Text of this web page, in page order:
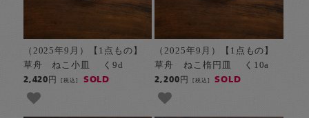
（2025年9月）【1点もの】
草舟 ねこ小皿 く9d
2,420円[税込] SOLD
（2025年9月）【1点もの】
草舟 ねこ楕円皿 く10a
2,200円 [税込] SOLD